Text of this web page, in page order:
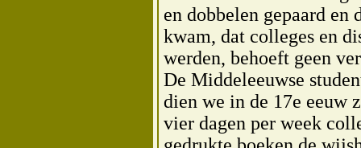
en dobbelen gepaard en
kwam, dat colleges en
werden, behoeft geen
De Middeleeuwse
dien we in de 17e eeuw
vier dagen per week